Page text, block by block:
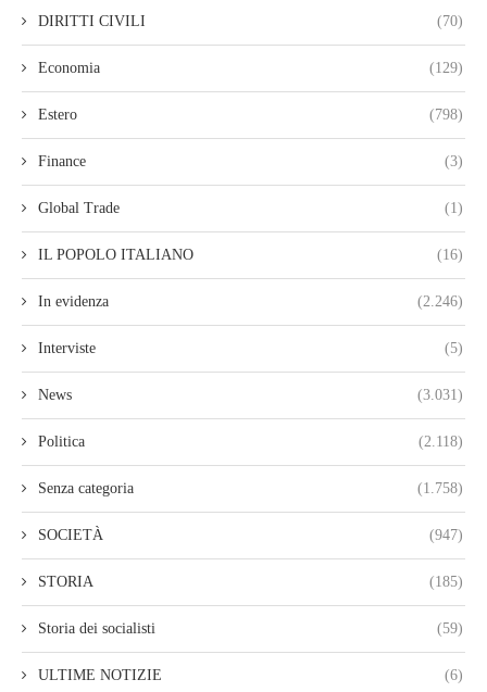
DIRITTI CIVILI (70)
Economia (129)
Estero (798)
Finance (3)
Global Trade (1)
IL POPOLO ITALIANO (16)
In evidenza (2.246)
Interviste (5)
News (3.031)
Politica (2.118)
Senza categoria (1.758)
SOCIETÀ (947)
STORIA (185)
Storia dei socialisti (59)
ULTIME NOTIZIE (6)